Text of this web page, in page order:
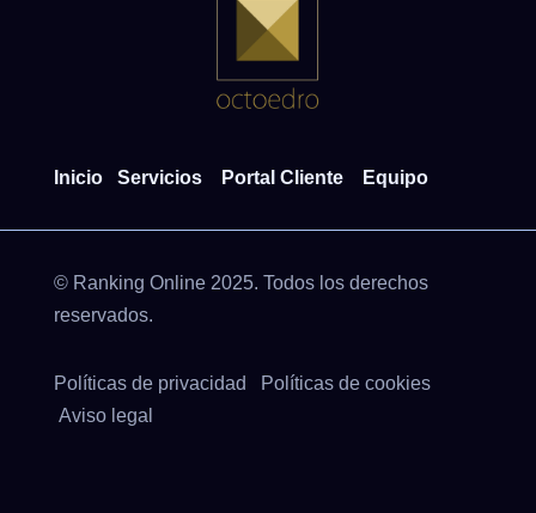
Inicio Servicios Portal Cliente Equipo
© Ranking Online 2025. Todos los derechos
reservados.
Políticas de privacidad
Políticas de cookies
Aviso legal